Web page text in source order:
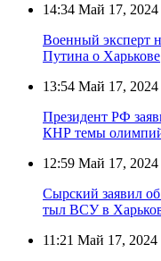
14:34 Май 17, 2024
Военный эксперт
Путина о Харькове
13:54 Май 17, 2024
Президент РФ
КНР темы
12:59 Май 17, 2024
Сырский заявил
тыл ВСУ в
11:21 Май 17, 2024